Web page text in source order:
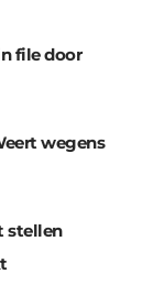
file door
wegens
stellen